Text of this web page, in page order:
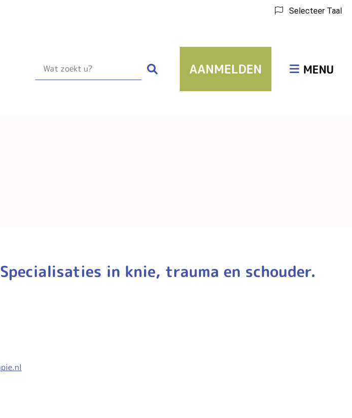
Selecteer Taal
Hoofdmenu
MENU
ZoekenAANMELDEN
in knie, trauma en schouder.